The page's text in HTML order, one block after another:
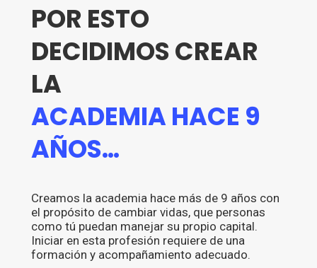
POR ESTO
DECIDIMOS CREAR
LA
ACADEMIA HACE 9
AÑOS…
Creamos la academia hace más de 9 años con
el propósito de cambiar vidas, que personas
como tú puedan manejar su propio capital.
Iniciar en esta profesión requiere de una
formación y acompañamiento adecuado.